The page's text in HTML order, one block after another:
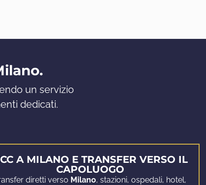
un servizio
dedicati.
A MILANO E TRANSFER VERSO IL
CAPOLUOGO
diretti verso Milano, stazioni, ospedali, hotel,